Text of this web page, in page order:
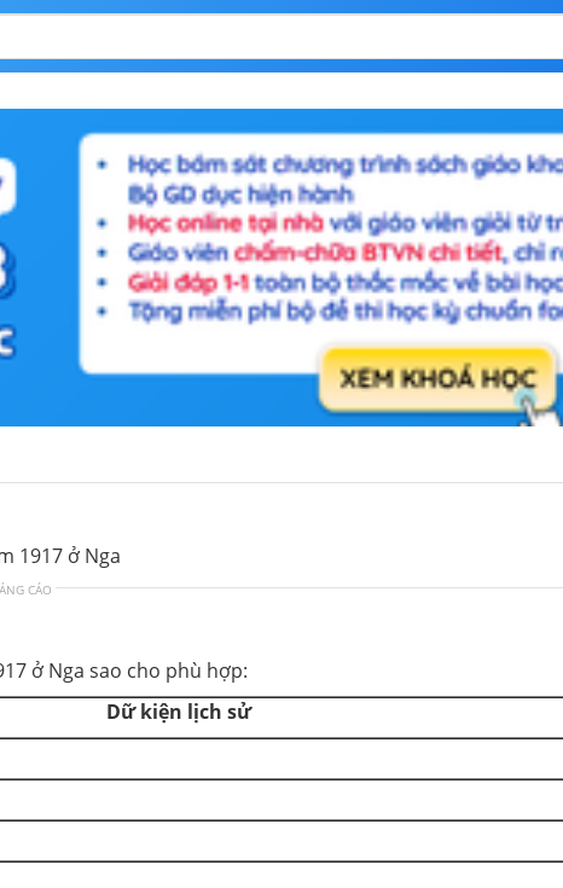
1917 ở Nga
CÁO
ở Nga sao cho phù hợp:
Dữ kiện lịch sử